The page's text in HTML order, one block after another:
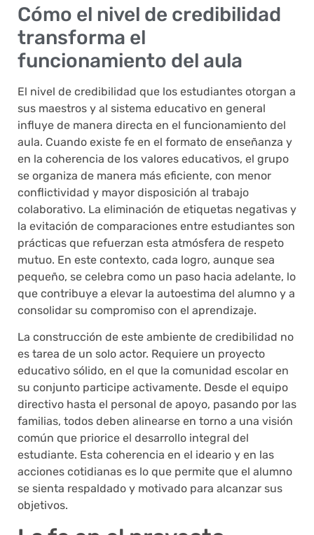
Cómo el nivel de credibilidad
transforma el
funcionamiento del aula
El nivel de credibilidad que los estudiantes otorgan a
sus maestros y al sistema educativo en general
influye de manera directa en el funcionamiento del
aula. Cuando existe fe en el formato de enseñanza y
en la coherencia de los valores educativos, el grupo
se organiza de manera más eficiente, con menor
conflictividad y mayor disposición al trabajo
colaborativo. La eliminación de etiquetas negativas y
la evitación de comparaciones entre estudiantes son
prácticas que refuerzan esta atmósfera de respeto
mutuo. En este contexto, cada logro, aunque sea
pequeño, se celebra como un paso hacia adelante, lo
que contribuye a elevar la autoestima del alumno y a
consolidar su compromiso con el aprendizaje.
La construcción de este ambiente de credibilidad no
es tarea de un solo actor. Requiere un proyecto
educativo sólido, en el que la comunidad escolar en
su conjunto participe activamente. Desde el equipo
directivo hasta el personal de apoyo, pasando por las
familias, todos deben alinearse en torno a una visión
común que priorice el desarrollo integral del
estudiante. Esta coherencia en el ideario y en las
acciones cotidianas es lo que permite que el alumno
se sienta respaldado y motivado para alcanzar sus
objetivos.